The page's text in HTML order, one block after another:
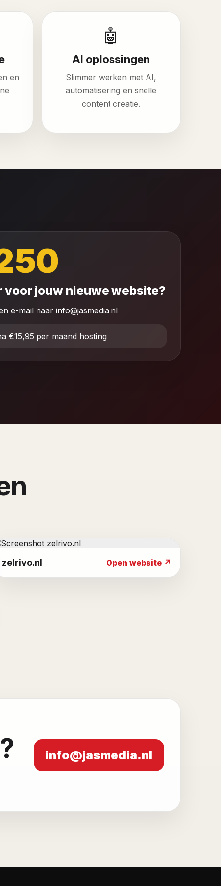
en
🤖
AI oplossingen
Slimmer werken met AI,
automatisering en snelle
content creatie.
voor jouw nieuwe website?
e-mail naar info@jasmedia.nl
€15,95 per maand hosting
zelrivo.nl Open website ↗
info@jasmedia.nl